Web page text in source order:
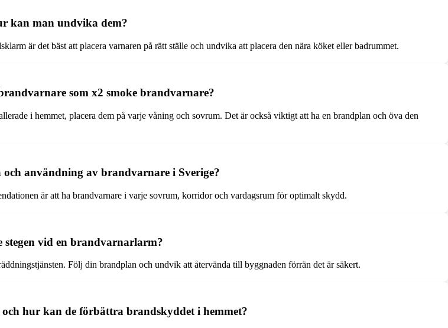
kan man undvika dem?
är det bäst att placera varnaren på rätt ställe och undvika att placera den nära köket eller badrummet.
som x2 smoke brandvarnare?
i hemmet, placera dem på varje våning och sovrum. Det är också viktigt att ha en brandplan och öva den
användning av brandvarnare i Sverige?
är att ha brandvarnare i varje sovrum, korridor och vardagsrum för optimalt skydd.
vid en brandvarnarlarm?
Följ din brandplan och undvik att återvända till byggnaden förrän det är säkert.
hur kan de förbättra brandskyddet i hemmet?